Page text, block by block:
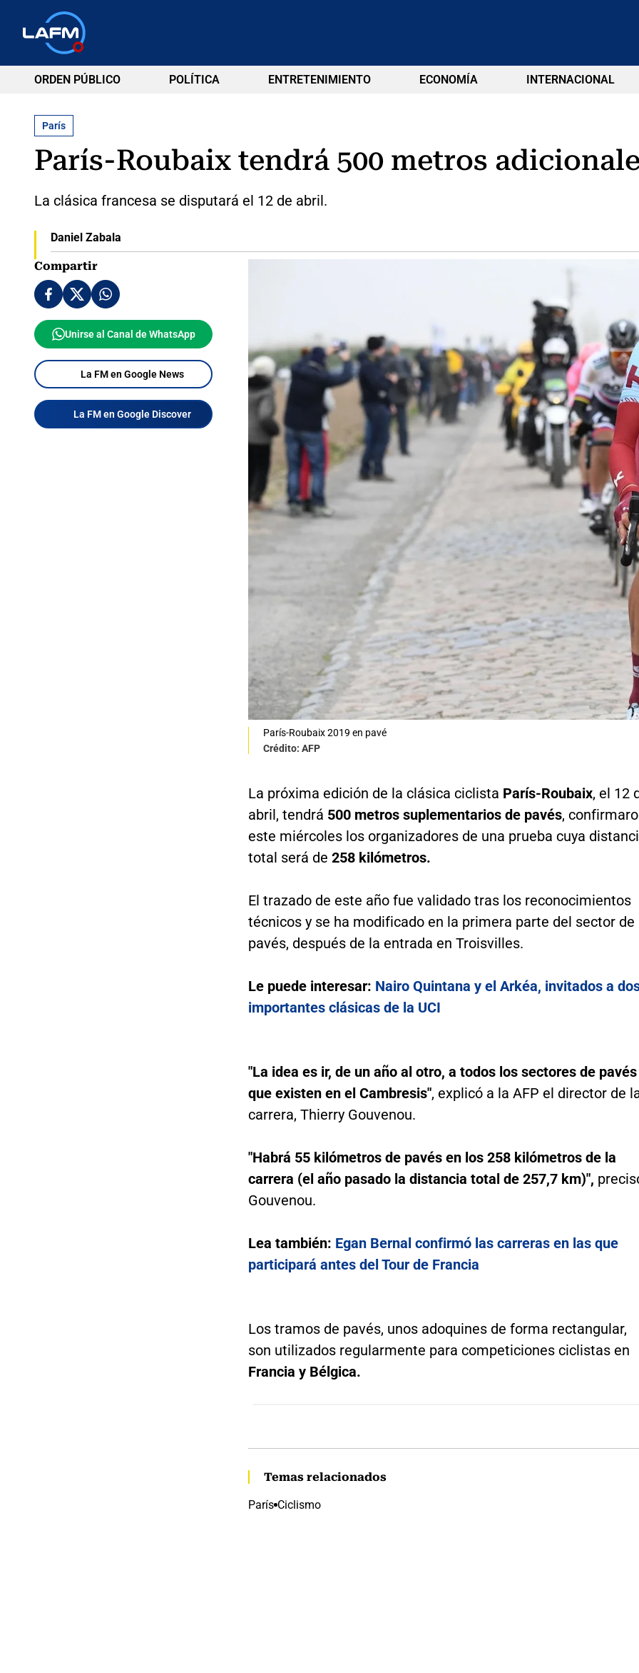
ORDEN PÚBLICO POLÍTICA ENTRETENIMIENTO ECONOMÍA INTERNACIONAL
París
París-Roubaix tendrá 500 metros
La clásica francesa se disputará el 12 de abril.
Daniel Zabala
Compartir
Unirse al Canal de WhatsApp
La FM en Google News
La FM en Google Discover
París-Roubaix 2019 en pavé
Crédito: AFP
La próxima edición de la clásica ciclista París-Roubaix, el 12
abril, tendrá 500 metros suplementarios de pavés,
este miércoles los organizadores de una prueba cuya
total será de 258 kilómetros.
El trazado de este año fue validado tras los reconocimientos
técnicos y se ha modificado en la primera parte del sector de
pavés, después de la entrada en Troisvilles.
Le puede interesar: Nairo Quintana y el Arkéa, invitados a
importantes clásicas de la UCI
"La idea es ir, de un año al otro, a todos los sectores de pavés
que existen en el Cambresis", explicó a la AFP el director de
carrera, Thierry Gouvenou.
"Habrá 55 kilómetros de pavés en los 258 kilómetros de la
carrera (el año pasado la distancia total de 257,7 km)",
Gouvenou.
Lea también: Egan Bernal confirmó las carreras en las que
participará antes del Tour de Francia
Los tramos de pavés, unos adoquines de forma rectangular,
son utilizados regularmente para competiciones ciclistas en
Francia y Bélgica.
Temas relacionados
París Ciclismo